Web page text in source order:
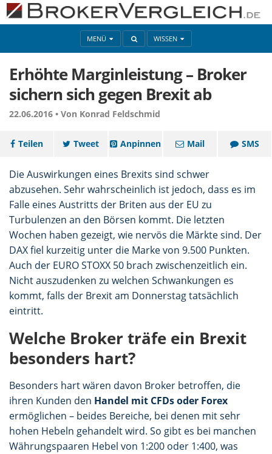
MENÜ WISSEN
Erhöhte Marginleistung – Broker
sichern sich gegen Brexit ab
22.06.2016 • Von Konrad Feldschmid
Teilen Tweet Anpinnen Mail SMS
Die Auswirkungen eines Brexits sind schwer
abzusehen. Sehr wahrscheinlich ist jedoch, dass es im
Falle eines Austritts der Briten aus der EU zu
Turbulenzen an den Börsen kommt. Die letzten
Wochen haben gezeigt, wie nervös die Märkte sind. Der
DAX fiel kurzeitig unter die Marke von 9.500 Punkten.
Auch der EURO STOXX 50 brach zwischenzeitlich ein.
Nicht auszudenken zu welchen Schwankungen es
kommt, falls der Brexit am Donnerstag tatsächlich
eintritt.
Welche Broker träfe ein Brexit
besonders hart?
Besonders hart wären davon Broker betroffen, die
ihren Kunden den Handel mit CFDs oder Forex
ermöglichen – beides Bereiche, bei denen mit sehr
hohen Hebeln gehandelt wird. So gibt es bei manchen
Währungspaaren Hebel von 1:200 oder 1:400, was